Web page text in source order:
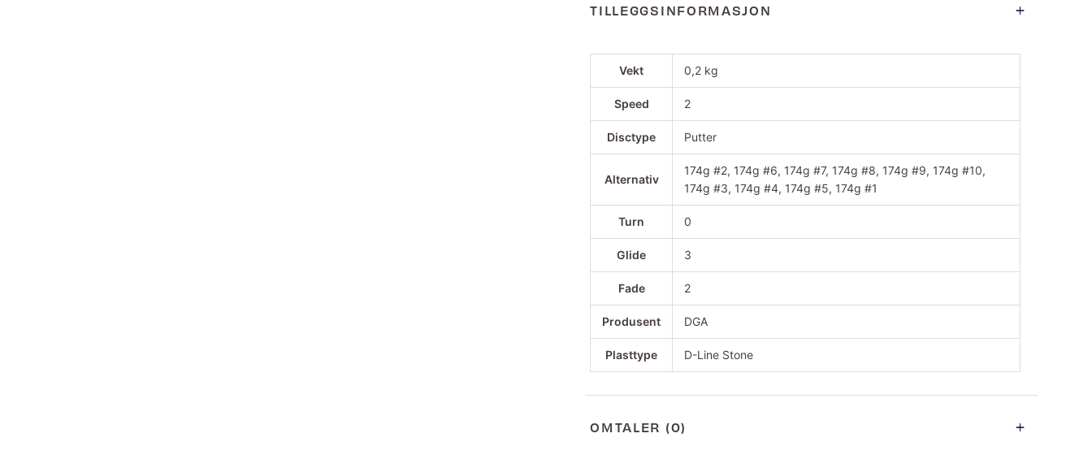
TILLEGGSINFORMASJON
Vekt 0,2 kg
Speed 2
Disctype Putter
Alternativ
174g #2, 174g #6, 174g #7, 174g #8, 174g #9, 174g #10,
174g #3, 174g #4, 174g #5, 174g #1
Turn 0
Glide 3
Fade 2
Produsent DGA
Plasttype D-Line Stone
OMTALER (0)